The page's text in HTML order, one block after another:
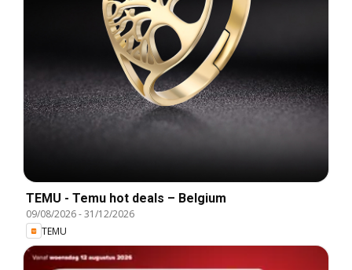
TEMU - Temu hot deals – Belgium
09/08/2026-31/12/2026
TEMU